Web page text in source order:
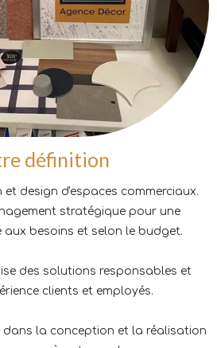
définition
et design d'espaces commerciaux.
stratégique pour une
besoins et selon le budget.
des solutions responsables et
clients et employés.
la conception et la réalisation